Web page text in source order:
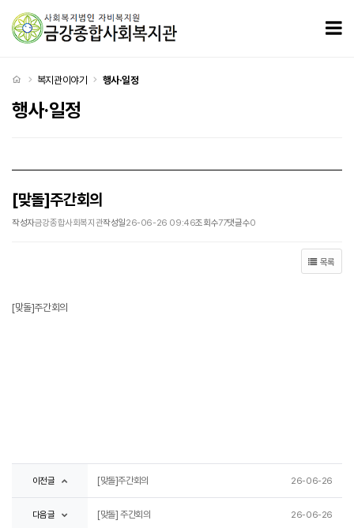
처음으로
복지관이야기 행사·일정
행사·일정
[맞돌]주간회의
작성자금강종합사회복지관작성일26-06-26 09:46조회수77댓글수0
목록
[맞돌]주간회의
이전글 [맞돌]주간회의 26-06-26
다음글 [맞돌] 주간회의 26-06-26